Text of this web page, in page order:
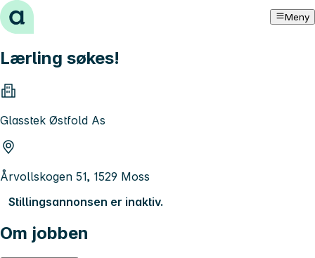
Hopp til innhold Meny
Lærling søkes!
Glasstek Østfold As
Årvollskogen 51, 1529 Moss
Stillingsannonsen er inaktiv.
Om jobben